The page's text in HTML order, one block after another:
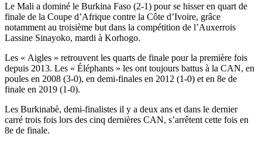
Le Mali a dominé le Burkina Faso (2-1) pour se hisser en quart de
finale de la Coupe d’Afrique contre la Côte d’Ivoire, grâce
notamment au troisième but dans la compétition de l’Auxerrois
Lassine Sinayoko, mardi à Korhogo.
Les « Aigles » retrouvent les quarts de finale pour la première fois
depuis 2013. Les « Éléphants » les ont toujours battus à la CAN, en
poules en 2008 (3-0), en demi-finales en 2012 (1-0) et en 8e de
finale en 2019 (1-0).
Les Burkinabè, demi-finalistes il y a deux ans et dans le dernier
carré trois fois lors des cinq dernières CAN, s’arrêtent cette fois en
8e de finale.